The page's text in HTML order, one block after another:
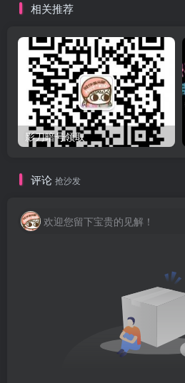
相关推荐
影刀暗号领取
评论 抢沙发
欢迎您留下宝贵的见解！